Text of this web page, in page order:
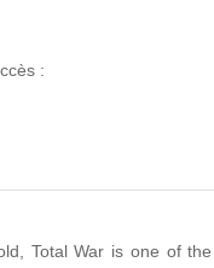
:
Total War is one of